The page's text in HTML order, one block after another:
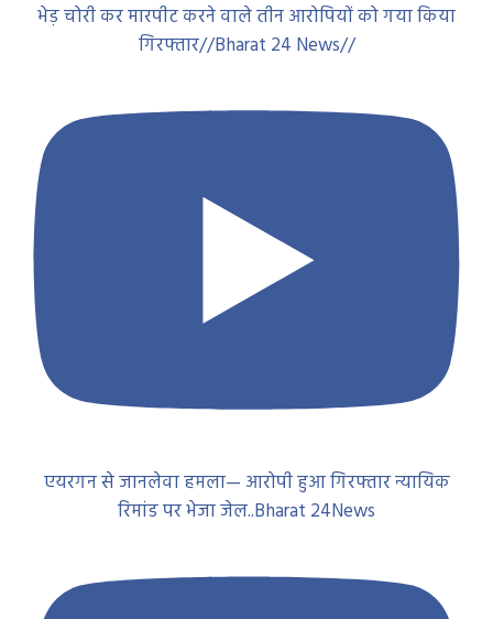
भेड़ चोरी कर मारपीट करने वाले तीन आरोपियों को गया किया
गिरफ्तार//Bharat 24 News//
एयरगन से जानलेवा हमला— आरोपी हुआ गिरफ्तार न्यायिक
रिमांड पर भेजा जेल..Bharat 24News